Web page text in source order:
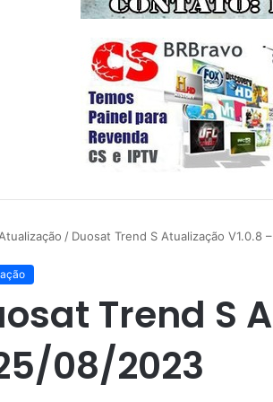
Atualização / Duosat Trend S Atualização V1.0.8
Trend S
08/2023